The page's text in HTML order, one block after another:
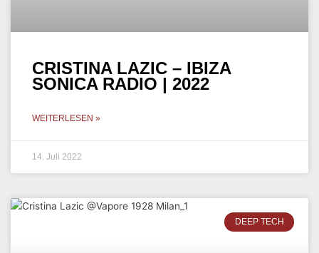
CRISTINA LAZIC – IBIZA
SONICA RADIO | 2022
WEITERLESEN »
14. Juli 2022
DEEP TECH